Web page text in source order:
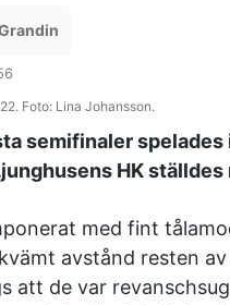
Foto: Lina Johansson.
semifinaler
HK
med fint
avstånd resten
att de var